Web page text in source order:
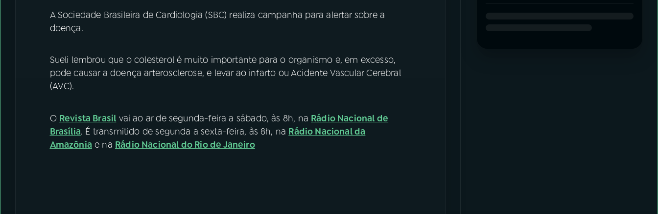
A Sociedade Brasileira de Cardiologia (SBC) realiza campanha para alertar sobre a
doença.
Sueli lembrou que o colesterol é muito importante para o organismo e, em excesso,
pode causar a doença arterosclerose, e levar ao infarto ou Acidente Vascular Cerebral
(AVC).
O Revista Brasil vai ao ar de segunda-feira a sábado, às 8h, na Rádio Nacional de
Brasília. É transmitido de segunda a sexta-feira, às 8h, na Rádio Nacional da
Amazônia e na Rádio Nacional do Rio de Janeiro